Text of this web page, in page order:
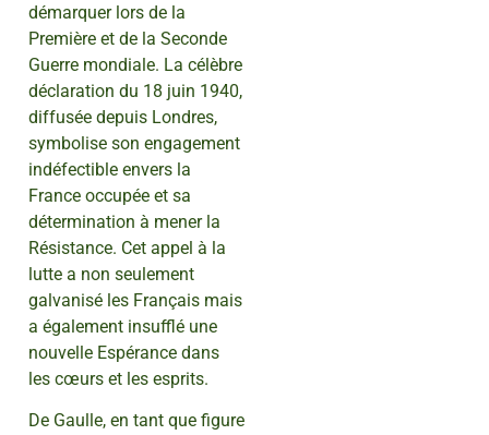
démarquer lors de la
Première et de la Seconde
Guerre mondiale. La célèbre
déclaration du 18 juin 1940,
diffusée depuis Londres,
symbolise son engagement
indéfectible envers la
France occupée et sa
détermination à mener la
Résistance. Cet appel à la
lutte a non seulement
galvanisé les Français mais
a également insufflé une
nouvelle Espérance dans
les cœurs et les esprits.
De Gaulle, en tant que figure